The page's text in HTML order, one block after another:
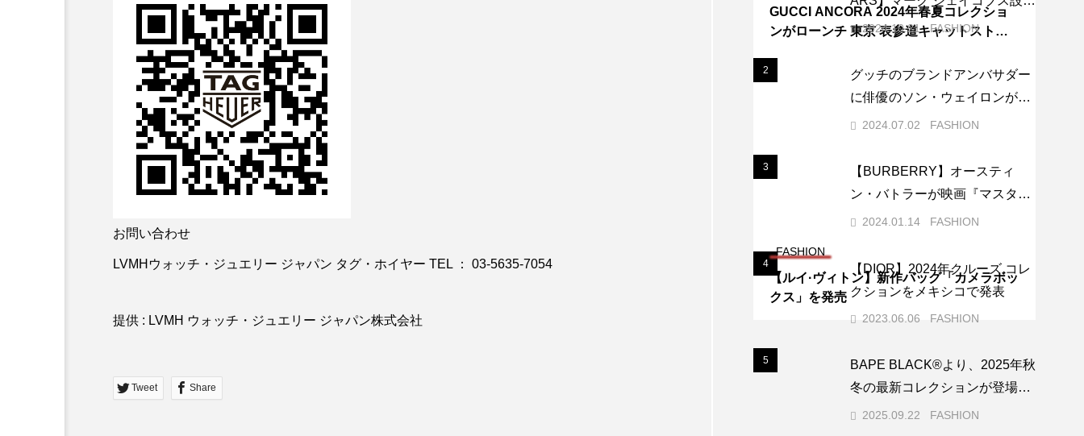
お問い合わせ
LVMHウォッチ・ジュエリー ジャパン タグ・ホイヤー TEL ： 03-5635-7054
提供 : LVMH ウォッチ・ジュエリー ジャパン株式会社
Tweet Share
GUCCI ANCORA 2024年春夏コレクショ
ンがローンチ 東京 表参道キャットストリ
FASHION
【ルイ·ヴィトン】新作バッグ「カメラボッ
クス」を発売
40周年を祝しコラボレーション
2024.10.21 FASHION
2
グッチのブランドアンバサダー
に俳優のソン・ウェイロンが就
任 2024.07.02 FASHION
3
【BURBERRY】オースティ
ン・バトラーが映画『マスター
ズ・オブ・ザ・エアー』LAプレ
2024.01.14 FASHION
4
【DIOR】2024年クルーズ コレ
クションをメキシコで発表
2023.06.06 FASHION
5
BAPE BLACK®︎より、2025年秋
冬の最新コレクションが登場。
（ゼン・トライバル・マウンテ
2025.09.22 FASHION